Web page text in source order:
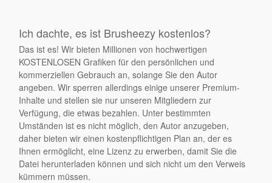
Ich dachte, es ist Brusheezy kostenlos?
Das ist es! Wir bieten Millionen von hochwertigen
KOSTENLOSEN Grafiken für den persönlichen und
kommerziellen Gebrauch an, solange Sie den Autor
angeben. Wir sperren allerdings einige unserer Premium-
Inhalte und stellen sie nur unseren Mitgliedern zur
Verfügung, die etwas bezahlen. Unter bestimmten
Umständen ist es nicht möglich, den Autor anzugeben,
daher bieten wir einen kostenpflichtigen Plan an, der es
Ihnen ermöglicht, eine Lizenz zu erwerben, damit Sie die
Datei herunterladen können und sich nicht um den Verweis
kümmern müssen.